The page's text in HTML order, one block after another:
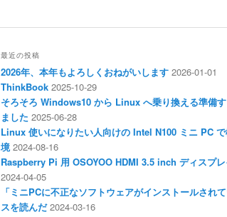
最近の投稿
2026年、本年もよろしくおねがいします 2026-01-01
ThinkBook 2025-10-29
そろそろ Windows10 から Linux へ乗り換える準備
ました 2025-06-28
Linux 使いになりたい人向けの Intel N100 ミニ PC
境 2024-08-16
Raspberry Pi 用 OSOYOO HDMI 3.5 inch ディスプ
2024-04-05
「ミニPCに不正なソフトウェアがインストールされ
スを読んだ 2024-03-16